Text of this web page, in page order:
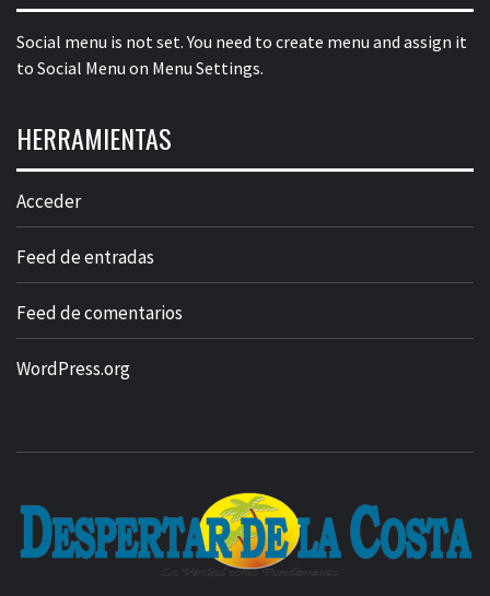
Social menu is not set. You need to create menu and assign it
to Social Menu on Menu Settings.
HERRAMIENTAS
Acceder
Feed de entradas
Feed de comentarios
WordPress.org